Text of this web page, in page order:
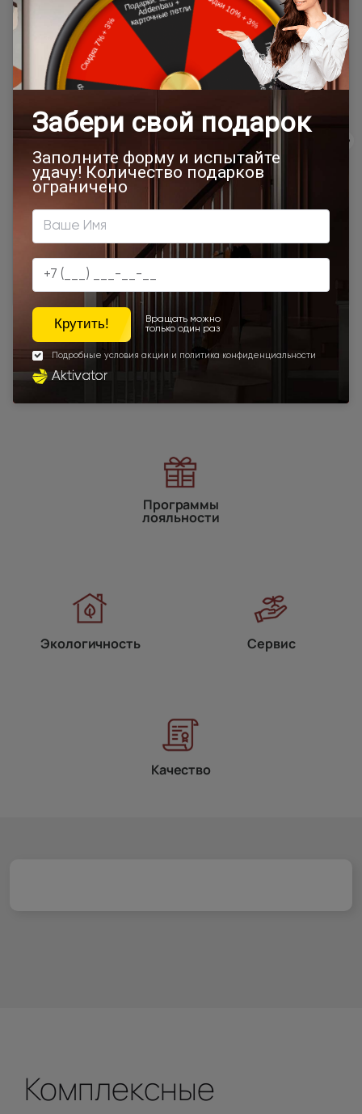
Доставка в регионы осуществляется по тарифам нашего
дилера в данном регионе или, при заказе через запрос с
сайта, отдельно рассчитывается менеджером интернет-
магазина.
Товар относится к категориям:
500x1900 Межкомнатные двери 55х190 см
700x1900 900x2000 Двери Neo Classic Decoro
800x2000
900x2200
800x2100 700x2100 800x2200
900x2300
900x2400
Высота 180 Высота 190 Высота 195
Наши преимущества
Программы
лояльности
Экологичность Сервис
Качество
Комплексные